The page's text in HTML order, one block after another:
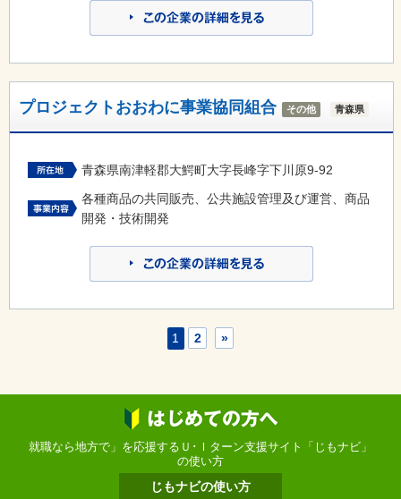
プロジェクトおおわに事業協同組合 その他 青森県
青森県南津軽郡大鰐町大字長峰字下川原9-92
各種商品の共同販売、公共施設管理及び運営、商品
開発・技術開発
1 2 »
就職なら地方で」を応援するＵ･Ｉターン支援サイト「じもナビ」
の使い方
じもナビの使い方